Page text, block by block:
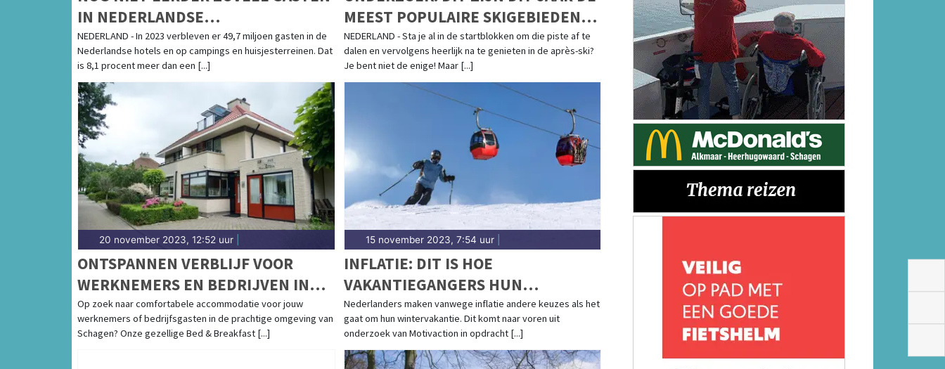
IN NEDERLANDSE
LOGIESACCOMMODATIES
NEDERLAND - In 2023 verbleven er 49,7 miljoen gasten in de
Nederlandse hotels en op campings en huisjesterreinen. Dat
is 8,1 procent meer dan een [...]
MEEST POPULAIRE SKIGEBIEDEN
BIJ NEDERLANDERS
NEDERLAND - Sta je al in de startblokken om die piste af te
dalen en vervolgens heerlijk na te genieten in de après-ski?
Je bent niet de enige! Maar [...]
20 november 2023, 12:52 uur
ONTSPANNEN VERBLIJF VOOR
WERKNEMERS EN BEDRIJVEN IN
SCHAGEN!
Op zoek naar comfortabele accommodatie voor jouw
werknemers of bedrijfsgasten in de prachtige omgeving van
Schagen? Onze gezellige Bed & Breakfast [...]
15 november 2023, 7:54 uur|
INFLATIE: DIT IS HOE
VAKANTIEGANGERS HUN
WINTERVAKANTIE HEROVERWEGEN
Nederlanders maken vanwege inflatie andere keuzes als het
gaat om hun wintervakantie. Dit komt naar voren uit
onderzoek van Motivaction in opdracht [...]